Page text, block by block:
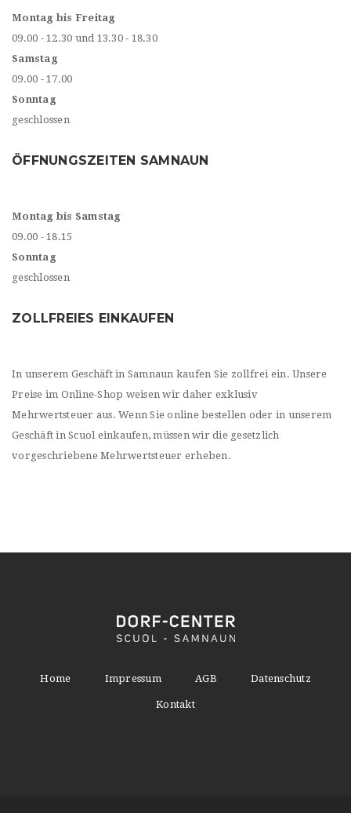
Montag bis Freitag
09.00 - 12.30 und 13.30 - 18.30
Samstag
09.00 - 17.00
Sonntag
geschlossen
ÖFFNUNGSZEITEN SAMNAUN
Montag bis Samstag
09.00 - 18.15
Sonntag
geschlossen
ZOLLFREIES EINKAUFEN
In unserem Geschäft in Samnaun kaufen Sie zollfrei ein. Unsere
Preise im Online-Shop weisen wir daher exklusiv
Mehrwertsteuer aus. Wenn Sie online bestellen oder in unserem
Geschäft in Scuol einkaufen, müssen wir die gesetzlich
vorgeschriebene Mehrwertsteuer erheben.
Home Impressum AGB Datenschutz
Kontakt